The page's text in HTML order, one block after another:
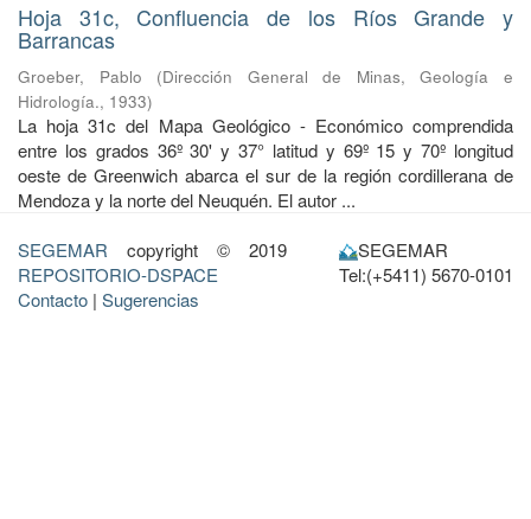
Hoja 31c, Confluencia de los Ríos Grande y
Barrancas
Groeber, Pablo (Dirección General de Minas, Geología e
Hidrología., 1933)
La hoja 31c del Mapa Geológico - Económico comprendida
entre los grados 36º 30' y 37° latitud y 69º 15 y 70º longitud
oeste de Greenwich abarca el sur de la región cordillerana de
Mendoza y la norte del Neuquén. El autor ...
SEGEMAR copyright © 2019
REPOSITORIO-DSPACE
Contacto | Sugerencias
SEGEMAR
Tel:(+5411) 5670-0101